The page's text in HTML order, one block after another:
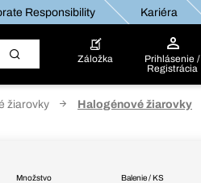
Responsibility Kariéra
Záložka
Prihlásenie /
Registrácia
žiarovky Halogénové žiarovky
Balenie / KS
Množstvo